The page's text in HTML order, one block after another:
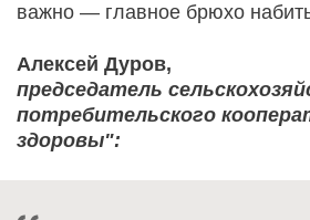
важно — главное брюхо
Алексей Дуров,
председатель
потребительского
здоровы":